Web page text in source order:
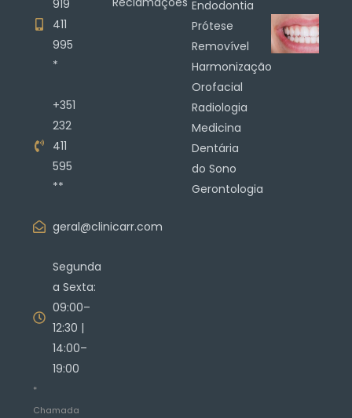
919
411
995
*
+351
232
411
595
**
geral@clinicarr.com
Segunda
a Sexta:
09:00–
12:30 |
14:00–
19:00
*
Chamada
Endodontia
Prótese
Removível
Harmonização
Orofacial
Radiologia
Medicina
Dentária
do Sono
Gerontologia